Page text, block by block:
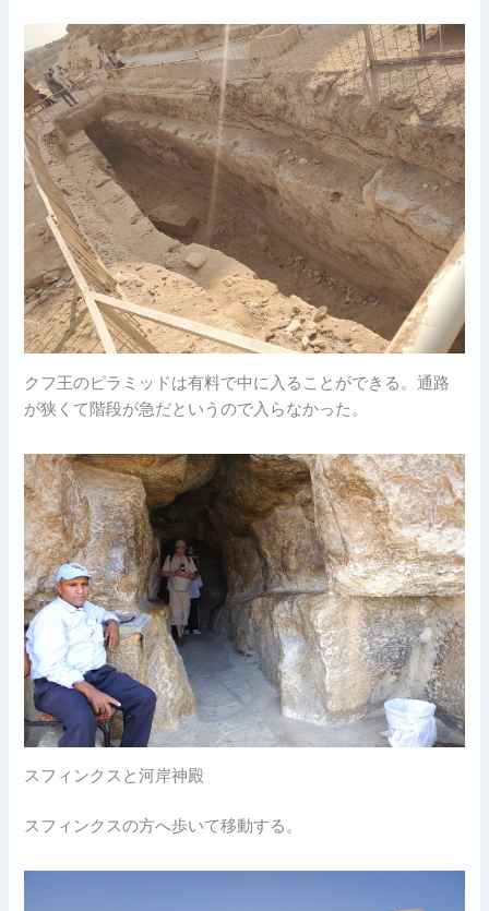
クフ王のピラミッドは有料で中に入ることができる。通路
が狭くて階段が急だというので入らなかった。
スフィンクスと河岸神殿
スフィンクスの方へ歩いて移動する。